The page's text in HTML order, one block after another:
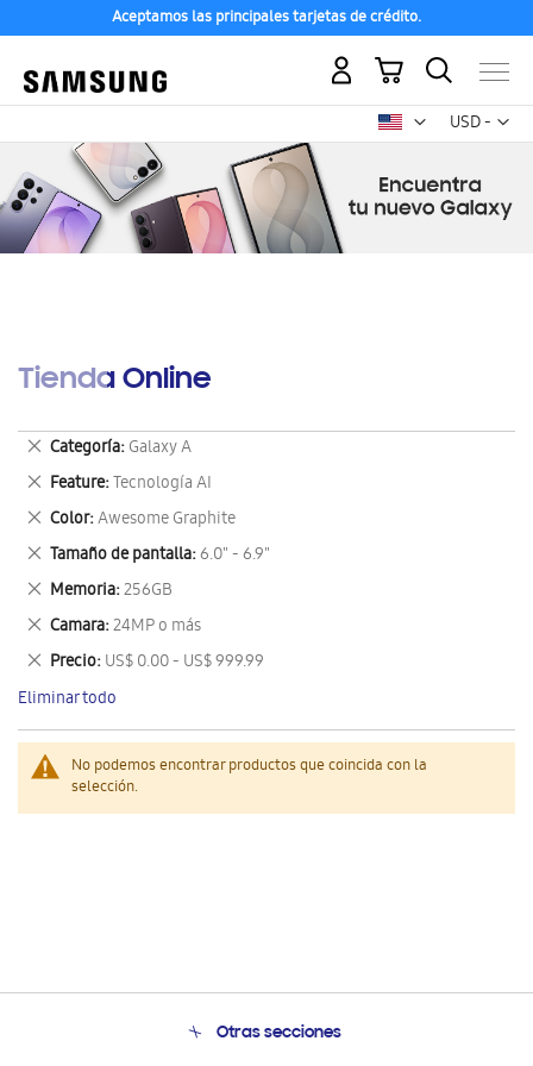
Aceptamos las principales tarjetas de crédito.
USD -
dólar
Mi carrito
Tienda Online
No podemos encontrar productos que coincida con la
selección.
Categoría Galaxy A
Eliminar
este
artículo
Feature Tecnología AI
Eliminar
este
artículo
Color Awesome Graphite
Eliminar
este
artículo
Tamaño de pantalla 6.0" - 6.9"
Eliminar
este
artículo
Memoria 256GB
Eliminar
este
artículo
Camara 24MP o más
Eliminar
este
artículo
Precio US$ 0.00 - US$ 999.99
Eliminar
este
artículo
Eliminar todo
Otras secciones